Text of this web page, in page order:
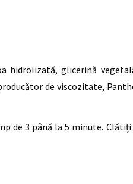
hidrolizată, glicerină
de viscozitate,
de 3 până la 5 minute.